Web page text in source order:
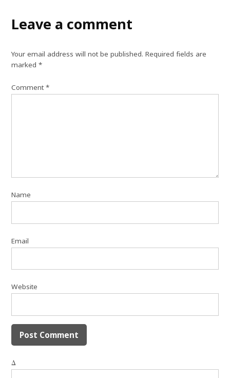
Leave a comment
Your email address will not be published. Required fields are
marked*
Comment*
Name
Email
Website
Δ